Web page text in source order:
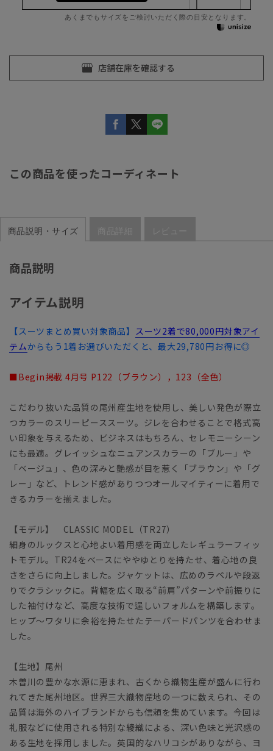
あくまでもサイズをご検討いただく際の目安となります。
この商品を使ったコーディネート
商品説明・サイズ 商品詳細 レビュー
商品説明
アイテム説明
【スーツまとめ買い対象商品】 スーツ2着で80,000円対象アイ
テムからもう1着お選びいただくと、最大29,780円お得に◎
■Begin掲載 4月号 P122（ブラウン），123（全色）
こだわり抜いた品質の尾州産生地を使用し、美しい発色が際立
つカラーのスリーピーススーツ。ジレを合わせることで格式高
い印象を与えるため、ビジネスはもちろん、セレモニーシーン
にも最適。グレイッシュなニュアンスカラーの「ブルー」や
「ベージュ」、色の深みと艶感が目を惹く「ブラウン」や「グ
レー」など、トレンド感がありつつオールマイティーに着用で
きるカラーを揃えました。
【モデル】 CLASSIC MODEL（TR27）
細身のルックスと心地よい着用感を両立したレギュラーフィッ
トモデル。TR24をベースにややゆとりを持たせ、着心地の良
さをさらに向上しました。ジャケットは、広めのラペルや段返
りでクラシックに。背幅を広く取る“前肩”パターンや前振りに
した袖付けなど、高度な技術で逞しいフォルムを構築します。
ヒップ～ワタリに余裕を持たせたテーパードパンツを合わせま
した。
【生地】尾州
木曽川の豊かな水源に恵まれ、古くから織物生産が盛んに行わ
れてきた尾州地区。世界三大織物産地の一つに数えられ、その
品質は海外のハイブランドからも信頼を集めています。今回は
礼服などに使用される特別な綾織による、深い色味と光沢感の
ある生地を採用しました。英国的なハリコシがありながら、ヨ